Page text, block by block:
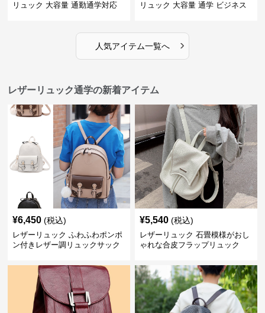
リュック 大容量 通勤通学対応
リュック 大容量 通学 ビジネス
人気アイテム一覧へ ›
レザーリュック通学の新着アイテム
¥6,450 (税込)
レザーリュック ふわふわポンポ
ン付きレザー調リュックサック
¥5,540 (税込)
レザーリュック 石畳模様がおし
ゃれな合皮フラップリュック